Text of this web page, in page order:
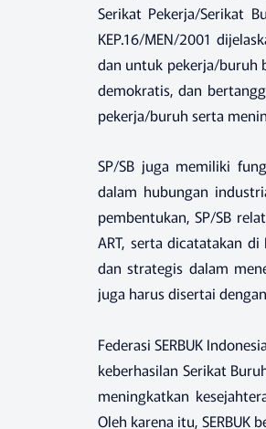
Serikat Pekerja/Serikat
KEP.16/MEN/2001
dan untuk pekerja/buruh
demokratis, dan
pekerja/buruh serta
SP/SB juga memiliki
dalam hubungan
pembentukan, SP/SB
ART, serta dicatatakan
dan strategis dalam
juga harus disertai
Federasi SERBUK
keberhasilan Serikat
meningkatkan
Oleh karena itu,